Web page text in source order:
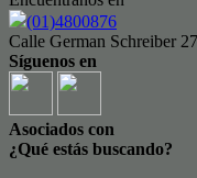
(01)4800876
Calle German Schreiber
Síguenos en
Asociados con
¿Qué estás buscando?